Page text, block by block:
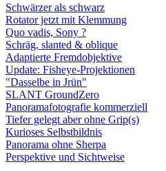
Schwärzer als schwarz
Rotator jetzt mit Klemmung
Quo vadis, Sony ?
Schräg, slanted & oblique
Adaptierte Fremdobjektive
Update: Fisheye-Projektionen
"Dasselbe in Jrün"
SLANT GroundZero
Panoramafotografie kommerziell
Tiefer gelegt aber ohne Grip(s)
Kurioses Selbstbildnis
Panorama ohne Sherpa
Perspektive und Sichtweise